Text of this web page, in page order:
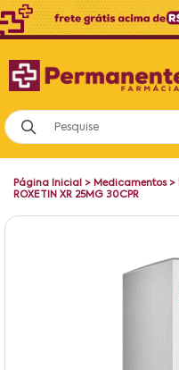
Página Inicial > Medicamentos>
ROXETIN XR 25MG 30CPR